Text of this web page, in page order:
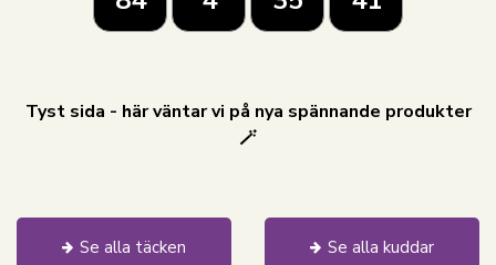
Tyst sida - här väntar vi på nya spännande produkter
🪄
Se alla täcken Se alla kuddar